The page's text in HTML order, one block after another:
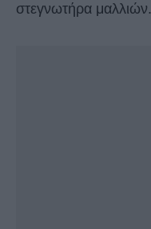
στεγνωτήρα μαλλιών.